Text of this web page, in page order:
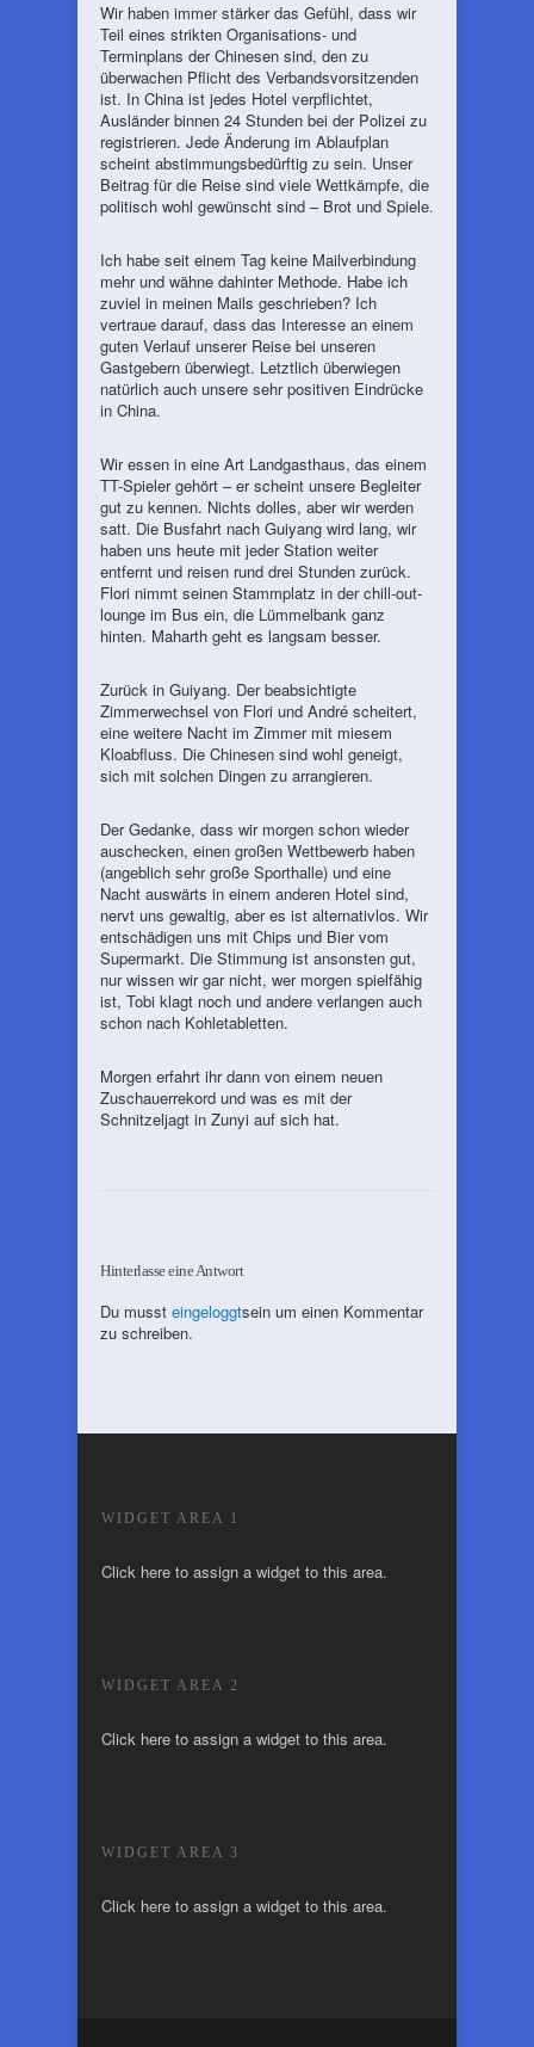
Wir haben immer stärker das Gefühl, dass wir
Teil eines strikten Organisations- und
Terminplans der Chinesen sind, den zu
überwachen Pflicht des Verbandsvorsitzenden
ist. In China ist jedes Hotel verpflichtet,
Ausländer binnen 24 Stunden bei der Polizei zu
registrieren. Jede Änderung im Ablaufplan
scheint abstimmungsbedürftig zu sein. Unser
Beitrag für die Reise sind viele Wettkämpfe, die
politisch wohl gewünscht sind – Brot und Spiele.
Ich habe seit einem Tag keine Mailverbindung
mehr und wähne dahinter Methode. Habe ich
zuviel in meinen Mails geschrieben? Ich
vertraue darauf, dass das Interesse an einem
guten Verlauf unserer Reise bei unseren
Gastgebern überwiegt. Letztlich überwiegen
natürlich auch unsere sehr positiven Eindrücke
in China.
Wir essen in eine Art Landgasthaus, das einem
TT-Spieler gehört – er scheint unsere Begleiter
gut zu kennen. Nichts dolles, aber wir werden
satt. Die Busfahrt nach Guiyang wird lang, wir
haben uns heute mit jeder Station weiter
entfernt und reisen rund drei Stunden zurück.
Flori nimmt seinen Stammplatz in der chill-out-
lounge im Bus ein, die Lümmelbank ganz
hinten. Maharth geht es langsam besser.
Zurück in Guiyang. Der beabsichtigte
Zimmerwechsel von Flori und André scheitert,
eine weitere Nacht im Zimmer mit miesem
Kloabfluss. Die Chinesen sind wohl geneigt,
sich mit solchen Dingen zu arrangieren.
Der Gedanke, dass wir morgen schon wieder
auschecken, einen großen Wettbewerb haben
(angeblich sehr große Sporthalle) und eine
Nacht auswärts in einem anderen Hotel sind,
nervt uns gewaltig, aber es ist alternativlos. Wir
entschädigen uns mit Chips und Bier vom
Supermarkt. Die Stimmung ist ansonsten gut,
nur wissen wir gar nicht, wer morgen spielfähig
ist, Tobi klagt noch und andere verlangen auch
schon nach Kohletabletten.
Morgen erfahrt ihr dann von einem neuen
Zuschauerrekord und was es mit der
Schnitzeljagt in Zunyi auf sich hat.
Hinterlasse eine Antwort
Du musst eingeloggtsein um einen Kommentar
zu schreiben.
WIDGET AREA 1
Click here to assign a widget to this area.
WIDGET AREA 2
Click here to assign a widget to this area.
WIDGET AREA 3
Click here to assign a widget to this area.